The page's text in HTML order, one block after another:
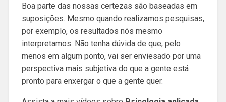
Boa parte das nossas certezas são baseadas em
suposições. Mesmo quando realizamos pesquisas,
por exemplo, os resultados nós mesmo
interpretamos. Não tenha dúvida de que, pelo
menos em algum ponto, vai ser enviesado por uma
perspectiva mais subjetiva do que a gente está
pronto para enxergar o que a gente quer.